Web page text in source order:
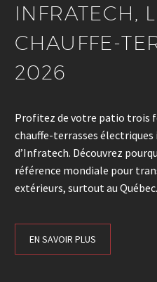
INFRATECH,
CHAUFFE-
2026
Profitez de votre patio trois
chauffe-terrasses
d’Infratech. Découvrez
référence mondiale pour
extérieurs, surtout au Québec.
EN SAVOIR PLUS